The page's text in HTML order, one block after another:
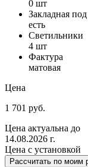
0 шт
Закладная
есть
Светильники
4 шт
Фактура
матовая
Цена
1 701 руб.
Цена актуальна до
14.08.2026 г.
Цена с установкой
Рассчитать по моим